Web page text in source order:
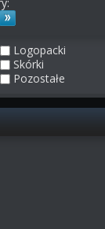
Logopacki
Skórki
Pozostałe